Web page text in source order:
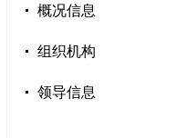
概况信息
组织机构
领导信息